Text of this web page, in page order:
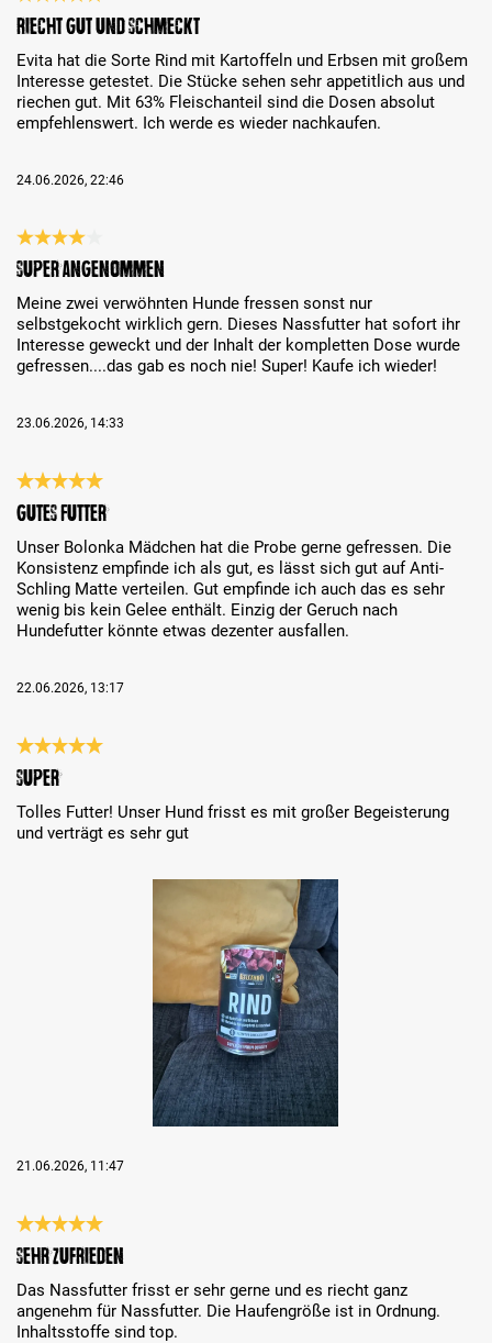
Review with rating of 5 out of 5 stars
Riecht gut und schmeckt
Evita hat die Sorte Rind mit Kartoffeln und Erbsen mit großem
Interesse getestet. Die Stücke sehen sehr appetitlich aus und
riechen gut. Mit 63% Fleischanteil sind die Dosen absolut
empfehlenswert. Ich werde es wieder nachkaufen.
24.06.2026, 22:46
Review with rating of 4 out of 5 stars
Super angenommen
Meine zwei verwöhnten Hunde fressen sonst nur
selbstgekocht wirklich gern. Dieses Nassfutter hat sofort ihr
Interesse geweckt und der Inhalt der kompletten Dose wurde
gefressen....das gab es noch nie! Super! Kaufe ich wieder!
23.06.2026, 14:33
Review with rating of 5 out of 5 stars
Gutes Futter
Unser Bolonka Mädchen hat die Probe gerne gefressen. Die
Konsistenz empfinde ich als gut, es lässt sich gut auf Anti-
Schling Matte verteilen. Gut empfinde ich auch das es sehr
wenig bis kein Gelee enthält. Einzig der Geruch nach
Hundefutter könnte etwas dezenter ausfallen.
22.06.2026, 13:17
Review with rating of 5 out of 5 stars
Super
Tolles Futter! Unser Hund frisst es mit großer Begeisterung
und verträgt es sehr gut
21.06.2026, 11:47
Review with rating of 5 out of 5 stars
Sehr zufrieden
Das Nassfutter frisst er sehr gerne und es riecht ganz
angenehm für Nassfutter. Die Haufengröße ist in Ordnung.
Inhaltsstoffe sind top.